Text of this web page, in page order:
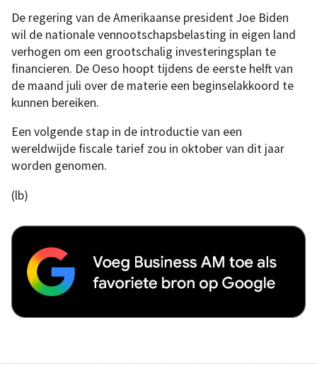
De regering van de Amerikaanse president Joe Biden
wil de nationale vennootschapsbelasting in eigen land
verhogen om een grootschalig investeringsplan te
financieren. De Oeso hoopt tijdens de eerste helft van
de maand juli over de materie een beginselakkoord te
kunnen bereiken.
Een volgende stap in de introductie van een
wereldwijde fiscale tarief zou in oktober van dit jaar
worden genomen.
(lb)